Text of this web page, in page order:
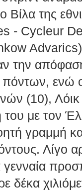
Βίλα της
- Cycleur
Advarics)
την
ενώ
(10),
του με τον
γραμμή
Λίγο
δέκα